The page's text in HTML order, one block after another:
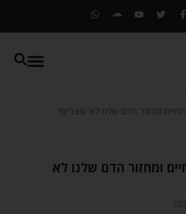
ומחזור הדם שלנו לא עוצרים!
ומחזור הדם שלנו לא